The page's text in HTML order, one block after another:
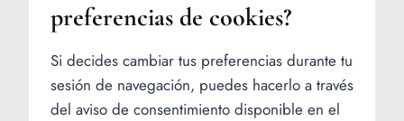
preferencias de cookies?
Si decides cambiar tus preferencias durante tu
sesión de navegación, puedes hacerlo a través
del aviso de consentimiento disponible en el